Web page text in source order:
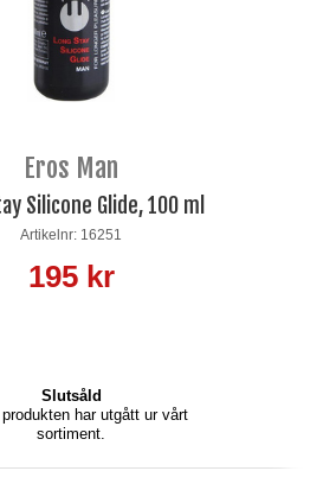
Eros Man
Silicone Glide, 100 ml
Artikelnr: 16251
195 kr
Slutsåld
produkten har utgått ur vårt
sortiment.